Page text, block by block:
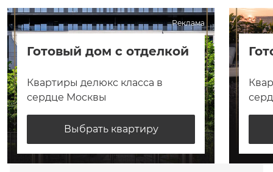
Реклама
Готовый дом с отделкой
Квартиры делюкс класса в
сердце Москвы
Выбрать квартиру